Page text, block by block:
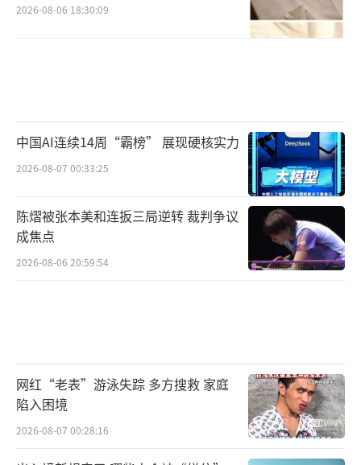
2026-08-06 18:30:09
中国AI连续14周“霸榜” 展现硬核实力
2026-08-07 00:33:25
陈熠被张本美和连扳三局逆转 裁判争议
成焦点
2026-08-06 20:59:54
网红“老表”游泳失踪 多方搜救 家庭
陷入困境
2026-08-07 00:28:16